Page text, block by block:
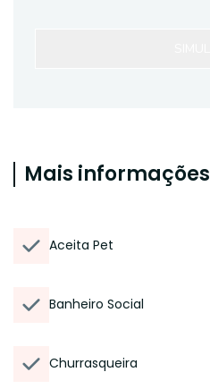
Mais informações
Aceita Pet
Banheiro Social
Churrasqueira